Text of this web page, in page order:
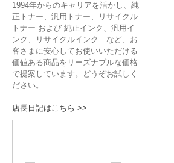
1994年からのキャリアを活かし、純
正トナー、汎用トナー、リサイクル
トナー および 純正インク、汎用イ
ンク、リサイクルインク…など、お
客さまに安心してお使いいただける
価値ある商品をリーズナブルな価格
で提案しています。どうぞお試しく
ださい。
店長日記はこちら >>